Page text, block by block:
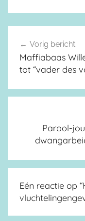
Vorig bericht
Maffiabaas
tot “vader des
Parool-
Eén reactie op “